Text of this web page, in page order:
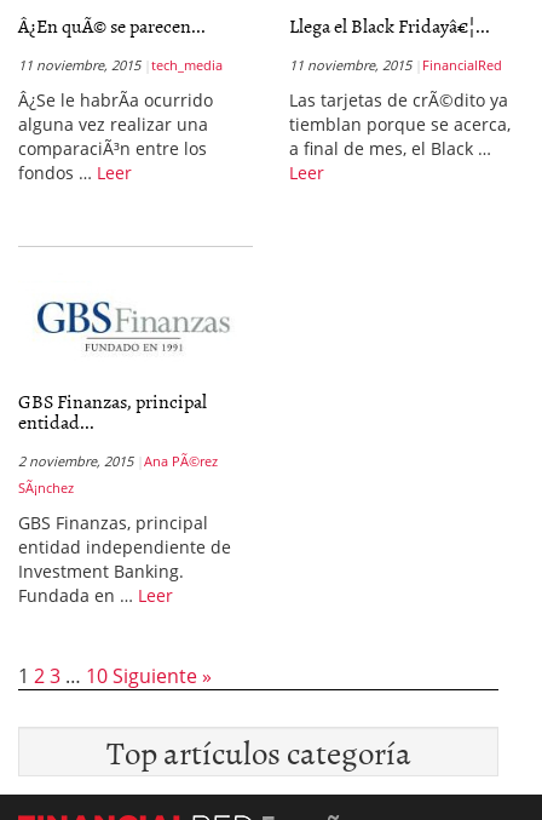
Â¿En quÃ© se parecen...
11 noviembre, 2015 tech_media
Â¿Se le habrÃ­a ocurrido
alguna vez realizar una
comparaciÃ³n entre los
fondos … Leer
Llega el Black Fridayâ€¦...
11 noviembre, 2015 FinancialRed
Las tarjetas de crÃ©dito ya
tiemblan porque se acerca,
a final de mes, el Black …
Leer
GBS Finanzas, principal
entidad...
2 noviembre, 2015 Ana PÃ©rez
SÃ¡nchez
GBS Finanzas, principal
entidad independiente de
Investment Banking.
Fundada en … Leer
1 23 … 10Siguiente »
Top artículos categoría